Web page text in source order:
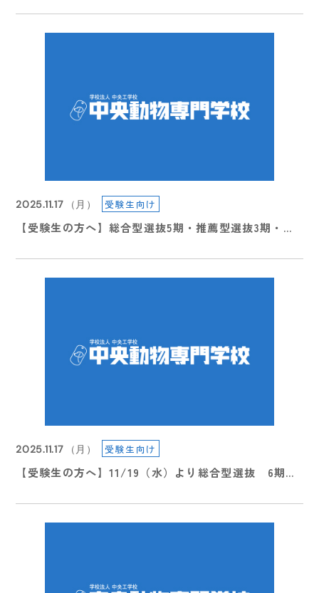
2026.07.22
受験生向け
【夏のイベント情報】7月. 8月
2026.08.08
2025.11.17 （月） 受験生向け
【受験生の方へ】総合型選抜5期・推薦型選抜3期・一
2025.11.17 （月） 受験生向け
【受験生の方へ】11/19（水）より総合型選抜 6期エ